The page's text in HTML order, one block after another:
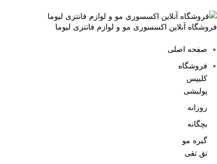
فروشگاه آنلاین اکسسوری مو و لوازم فانتزی لیوما
صفحه اصلی
فروشگاه
کلیپس
پولیشی
روزانه
بچگانه
گیره مو
تق تقی